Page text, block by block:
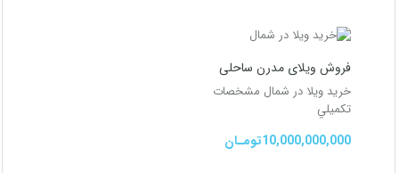
فروش ویلای مدرن ساحلی
خرید ویلا در شمال مشخصات
تكميلي
10,000,000,000تومـان